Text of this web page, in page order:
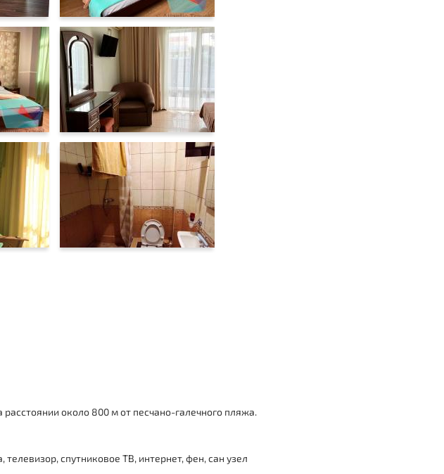
около 800 м от песчано-галечного пляжа.
спутниковое ТВ, интернет, фен, сан узел